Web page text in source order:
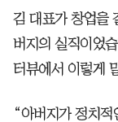
김 대표가 창업을
버지의 실직이었
터뷰에서 이렇게
“아버지가 정치